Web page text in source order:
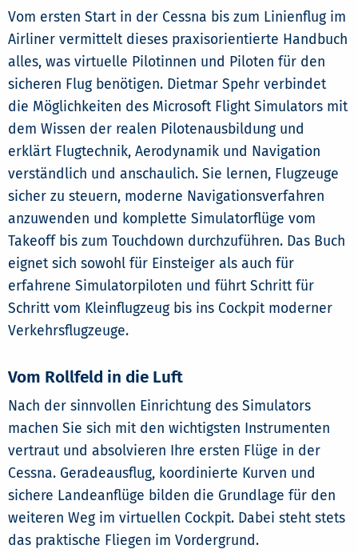
Vom ersten Start in der Cessna bis zum Linienflug im
Airliner vermittelt dieses praxisorientierte Handbuch
alles, was virtuelle Pilotinnen und Piloten für den
sicheren Flug benötigen. Dietmar Spehr verbindet
die Möglichkeiten des Microsoft Flight Simulators mit
dem Wissen der realen Pilotenausbildung und
erklärt Flugtechnik, Aerodynamik und Navigation
verständlich und anschaulich. Sie lernen, Flugzeuge
sicher zu steuern, moderne Navigationsverfahren
anzuwenden und komplette Simulatorflüge vom
Takeoff bis zum Touchdown durchzuführen. Das Buch
eignet sich sowohl für Einsteiger als auch für
erfahrene Simulatorpiloten und führt Schritt für
Schritt vom Kleinflugzeug bis ins Cockpit moderner
Verkehrsflugzeuge.
Vom Rollfeld in die Luft
Nach der sinnvollen Einrichtung des Simulators
machen Sie sich mit den wichtigsten Instrumenten
vertraut und absolvieren Ihre ersten Flüge in der
Cessna. Geradeausflug, koordinierte Kurven und
sichere Landeanflüge bilden die Grundlage für den
weiteren Weg im virtuellen Cockpit. Dabei steht stets
das praktische Fliegen im Vordergrund.